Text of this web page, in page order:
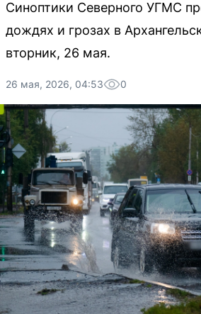
Синоптики Северного УГМС
дождях и грозах в
вторник, 26 мая.
26 мая, 2026, 04:53 0